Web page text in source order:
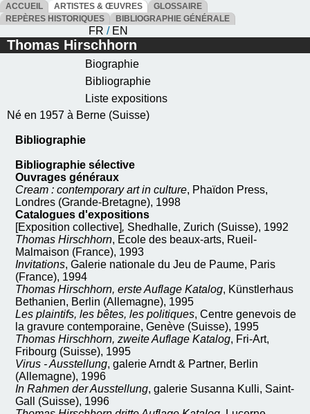
ACCUEIL ARTISTES & ŒUVRES
GLOSSAIRE
REPÈRES HISTORIQUES
BIBLIOGRAPHIE GÉNÉRALE
FR / EN
Thomas Hirschhorn